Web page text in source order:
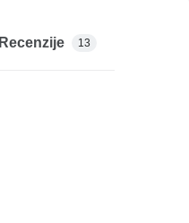
Recenzije 13